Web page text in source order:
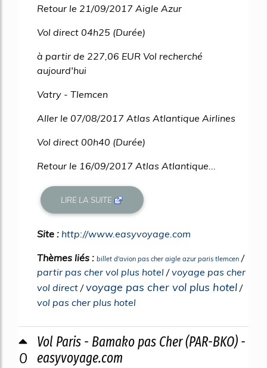
Retour le 21/09/2017 Aigle Azur
Vol direct 04h25 (Durée)
à partir de 227,06 EUR Vol recherché
aujourd'hui
Vatry - Tlemcen
Aller le 07/08/2017 Atlas Atlantique Airlines
Vol direct 00h40 (Durée)
Retour le 16/09/2017 Atlas Atlantique...
LIRE LA SUITE
Site : http://www.easyvoyage.com
Thèmes liés : billet d'avion pas cher aigle azur paris tlemcen /
partir pas cher vol plus hotel /voyage pas cher
vol direct /voyage pas cher vol plus hotel /
vol pas cher plus hotel
0
Vol Paris - Bamako pas Cher (PAR-BKO) -
easyvoyage.com